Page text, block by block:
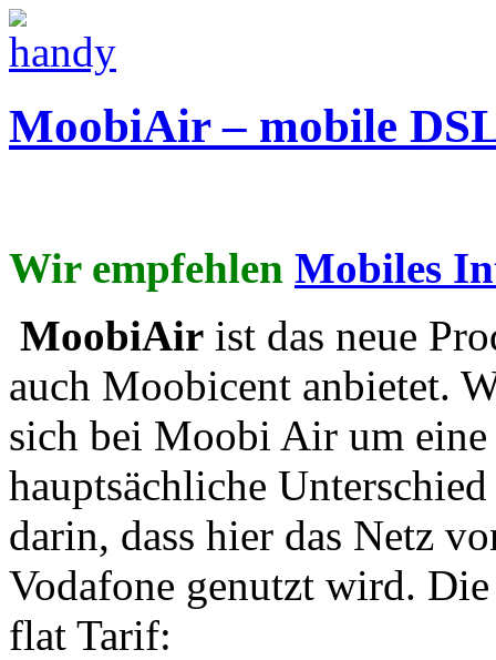
MoobiAir – mobile
Wir empfehlen Mobiles
MoobiAir ist das neue
auch Moobicent anbietet.
sich bei Moobi Air um
hauptsächliche
darin, dass hier das Netz
Vodafone genutzt wird.
flat Tarif: